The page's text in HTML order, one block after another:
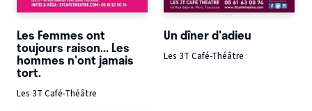
Les Femmes ont
toujours raison... Les
hommes n'ont jamais
tort.
Les 3T Café-Théâtre
Un dîner d'adieu
Les 3T Café-Théâtre